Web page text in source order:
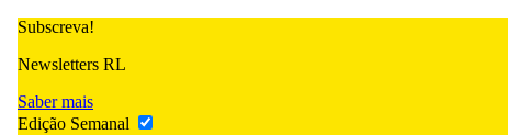
Subscreva!
Newsletters RL
Saber mais
Edição Semanal